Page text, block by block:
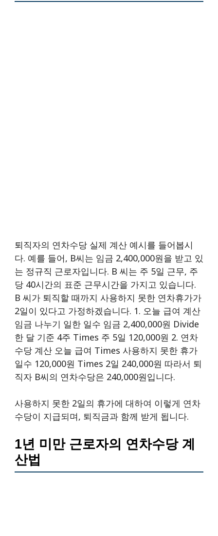
퇴직자의 연차수당 실제 계산 예시를 들어봅시
다. 예를 들어, B씨는 임금 2,400,000원을 받고 있
는 정규직 근로자입니다. B 씨는 주 5일 근무, 주
당 40시간의 표준 근무시간을 가지고 있습니다.
B 씨가 퇴직할 때까지 사용하지 못한 연차휴가가
2일이 있다고 가정하겠습니다. 1. 오늘 급여 계산
임금 나누기 일한 일수 임금 2,400,000원 Divide
한 달 기준 4주 Times 주 5일 120,000원 2. 연차
수당 계산 오늘 급여 Times 사용하지 못한 휴가
일수 120,000원 Times 2일 240,000원 따라서 퇴
직자 B씨의 연차수당은 240,000원입니다.
사용하지 못한 2일의 휴가에 대하여 이렇게 연차
수당이 지급되며, 퇴직금과 함께 받게 됩니다.
1년 미만 근로자의 연차수당 계
산법